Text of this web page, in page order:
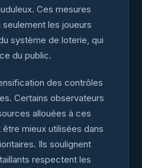
Ces mesures
les joueurs
système de loterie, qui
du public.
des contrôles
Certains observateurs
allouées à ces
mieux utilisées dans
Ils soulignent
respectent les